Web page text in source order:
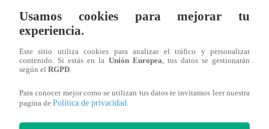
En el adelanto del capítulo 101, en la casa todavía se
Mateucci sobre Dani Castro. Además, Gabrieli tendrá
Aránguiz tras una pelea con Alexandra Méndez.
Mira el capítulo 101 de “Tierra Brava”
Usamos cookies para mejorar tu
experiencia.
Este sitio utiliza cookies para analizar el tráfico y personalizar
contenido. Si estás en la Unión Europea, tus datos se gestionarán
según el RGPD.
Para conocer mejor como se utilizan tus datos te invitamos leer nuestra
pagina de Política de privacidad.